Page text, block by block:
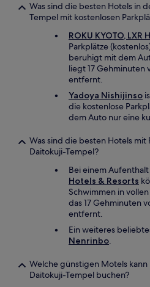
Was sind die besten Hotels in
Tempel mit kostenlosen
ROKU KYOTO,
Parkplätze
beruhigt mit dem
liegt 17 Gehminuten
entfernt.
Yadoya Nishijinso
die kostenlose
dem Auto nur eine
Was sind die besten Hotels mit
Daitokuji-Tempel?
Bei einem
Hotels & Resorts
Schwimmen in
das 17 Gehminuten
entfernt.
Ein weiteres
Nenrinbo.
Welche günstigen Motels kann
Daitokuji-Tempel buchen?